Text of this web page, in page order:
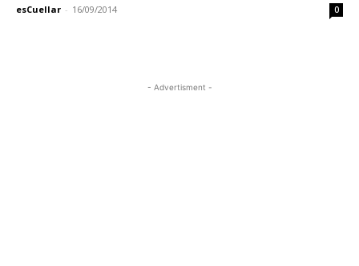
esCuellar - 16/09/2014 0
- Advertisment -